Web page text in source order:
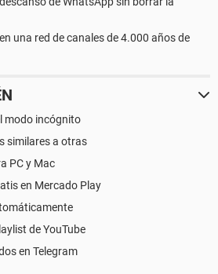
una red de canales de 4.000 años de
modo incógnito
similares a otras
PC y Mac
en Mercado Play
de YouTube
en Telegram